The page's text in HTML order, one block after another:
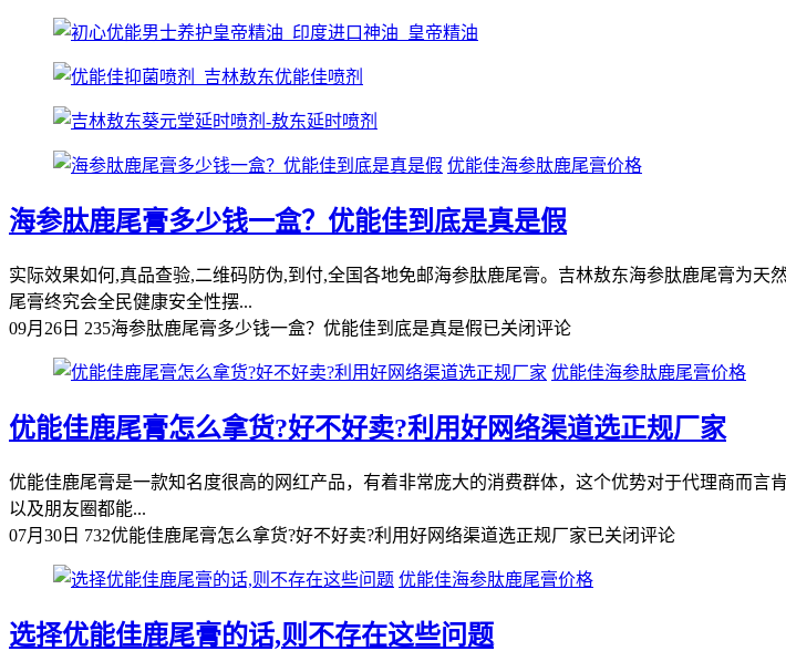
优能佳海参肽鹿尾膏价格
海参肽鹿尾膏多少钱一盒？优能佳到底是真是假
实际效果如何,真品查验,二维码防伪,到付,全国各地免邮海参肽鹿尾膏。吉林敖东海参肽鹿尾膏为
尾膏终究会全民健康安全性摆...
09月26日 235海参肽鹿尾膏多少钱一盒？优能佳到底是真是假已关闭评论
优能佳海参肽鹿尾膏价格
优能佳鹿尾膏怎么拿货?好不好卖?利用好网络渠道选正规厂家
优能佳鹿尾膏是一款知名度很高的网红产品，有着非常庞大的消费群体，这个优势对于代理商而言
以及朋友圈都能...
07月30日 732优能佳鹿尾膏怎么拿货?好不好卖?利用好网络渠道选正规厂家已关闭评论
优能佳海参肽鹿尾膏价格
选择优能佳鹿尾膏的话,则不存在这些问题